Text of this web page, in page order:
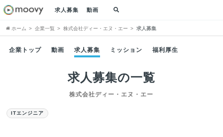
求人募集 動画
ホーム 企業一覧 株式会社ディー・エヌ・エー 求人募集
企業トップ 動画 求人募集 ミッション 福利厚生
求人募集の一覧
株式会社ディー・エヌ・エー
ITエンジニア